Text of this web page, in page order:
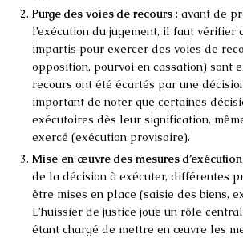
Purge des voies de recours : avant de
l’exécution du jugement, il faut vérifier
impartis pour exercer des voies de
opposition, pourvoi en cassation) sont
recours ont été écartés par une
important de noter que certaines
exécutoires dès leur signification,
exercé (exécution provisoire).
Mise en œuvre des mesures d’exécution
de la décision à exécuter, différentes
être mises en place (saisie des biens,
L’huissier de justice joue un rôle
étant chargé de mettre en œuvre les